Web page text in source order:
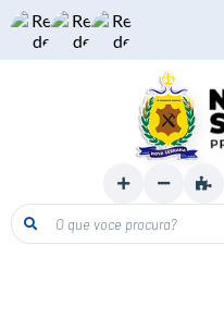
O que voce procura?